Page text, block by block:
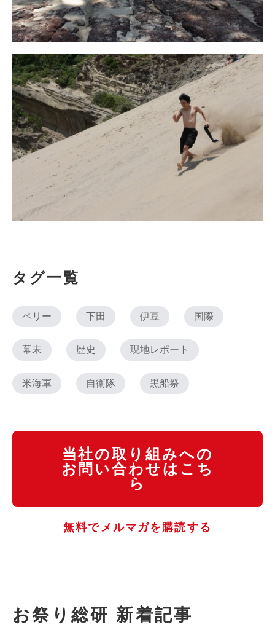
タグ一覧
ペリー 下田 伊豆 国際
幕末 歴史 現地レポート
米海軍 自衛隊 黒船祭
当社の取り組みへの
お問い合わせはこち
ら
無料でメルマガを購読する
お祭り総研 新着記事